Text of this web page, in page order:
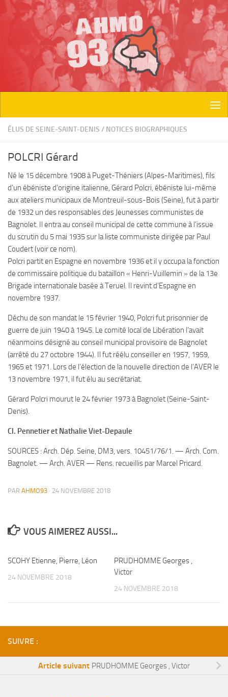
Skip to content
ÉLUS DE SEINE-SAINT-DENIS / NOTICES BIOGRAPHIQUES
POLCRI Gérard
Né le 15 décembre 1908 à Puget-Théniers (Alpes-Maritimes), fils
d’un ébéniste d’origine italienne, Gérard Polcri, ébéniste lui-même
aux ateliers municipaux de Montreuil-sous-Bois (Seine), fut à partir
de 1932 un des responsables des Jeunesses communistes de
Bagnolet. Il entra au conseil municipal de cette commune à l’issue
du scrutin du 5 mai 1935 sur la liste communiste dirigée par Paul
Coudert (voir ce nom).
Polcri partit en Espagne en novembre 1936 et il y occupa la fonction
de commissaire politique du bataillon « Henri-Vuillemin » de la 13e
Brigade internationale basée à Teruel. Il revint d’Espagne en
novembre 1937.
Déchu de son mandat le 15 février 1940, Polcri fut prisonnier de
guerre de juin 1940 à 1945. Le comité local de Libération l’avait
néanmoins désigné au conseil municipal provisoire de Bagnolet
(arrêté du 27 octobre 1944). Il fut réélu conseiller en 1957, 1959,
1965 et 1971. Lors de l’élection de la nouvelle direction de l’AVER le
13 novembre 1971, il fut élu au secrétariat.
Gérard Polcri mourut le 24 février 1973 à Bagnolet (Seine-Saint-
Denis).
Cl. Pennetier et Nathalie Viet-Depaule
SOURCES : Arch. Dép. Seine, DM3, vers. 10451/76/1. — Arch. Com.
Bagnolet. — Arch. AVER — Rens. recueillis par Marcel Pricard.
PAR AHMO93 · 24 NOVEMBRE 2018
VOUS AIMEREZ AUSSI...
SCOHY Etienne, Pierre, Léon
24 NOVEMBRE 2018
PRUDHOMME Georges ,
Victor
24 NOVEMBRE 2018
SUIVRE :
Article suivant PRUDHOMME Georges , Victor